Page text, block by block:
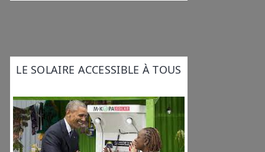
LE SOLAIRE ACCESSIBLE À TOUS